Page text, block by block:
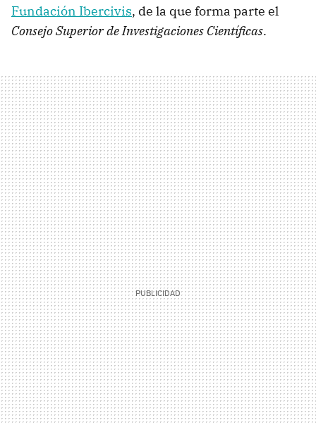
Fundación Ibercivis, de la que forma parte el
Consejo Superior de Investigaciones Científicas.